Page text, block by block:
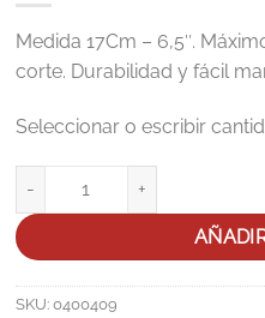
Medida 17Cm – 6,5″.
corte. Durabilidad y fácil
SKU: 0400409